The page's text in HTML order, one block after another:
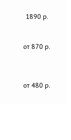
1890 р.
от 870 р.
от 480 р.